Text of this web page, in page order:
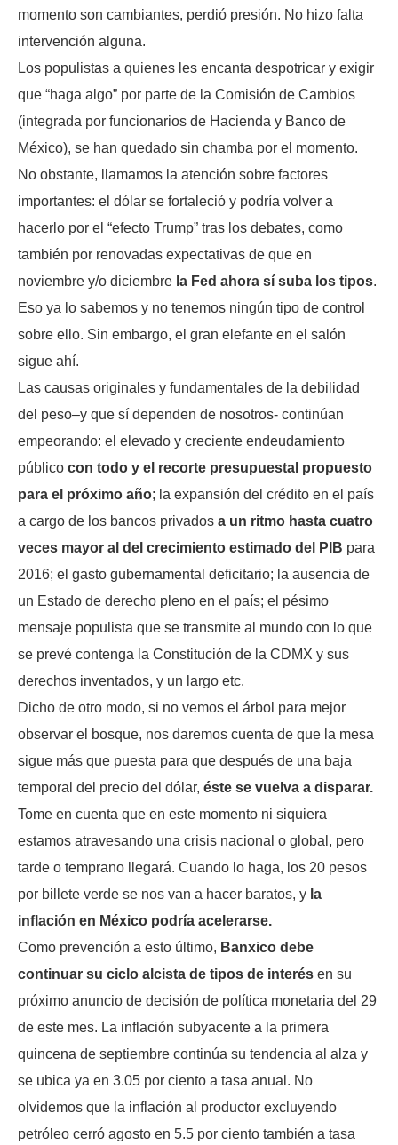
momento son cambiantes, perdió presión. No hizo falta
intervención alguna.
Los populistas a quienes les encanta despotricar y exigir
que “haga algo” por parte de la Comisión de Cambios
(integrada por funcionarios de Hacienda y Banco de
México), se han quedado sin chamba por el momento.
No obstante, llamamos la atención sobre factores
importantes: el dólar se fortaleció y podría volver a
hacerlo por el “efecto Trump” tras los debates, como
también por renovadas expectativas de que en
noviembre y/o diciembre la Fed ahora sí suba los tipos.
Eso ya lo sabemos y no tenemos ningún tipo de control
sobre ello. Sin embargo, el gran elefante en el salón
sigue ahí.
Las causas originales y fundamentales de la debilidad
del peso–y que sí dependen de nosotros- continúan
empeorando: el elevado y creciente endeudamiento
público con todo y el recorte presupuestal propuesto
para el próximo año; la expansión del crédito en el país
a cargo de los bancos privados a un ritmo hasta cuatro
veces mayor al del crecimiento estimado del PIB para
2016; el gasto gubernamental deficitario; la ausencia de
un Estado de derecho pleno en el país; el pésimo
mensaje populista que se transmite al mundo con lo que
se prevé contenga la Constitución de la CDMX y sus
derechos inventados, y un largo etc.
Dicho de otro modo, si no vemos el árbol para mejor
observar el bosque, nos daremos cuenta de que la mesa
sigue más que puesta para que después de una baja
temporal del precio del dólar, éste se vuelva a disparar.
Tome en cuenta que en este momento ni siquiera
estamos atravesando una crisis nacional o global, pero
tarde o temprano llegará. Cuando lo haga, los 20 pesos
por billete verde se nos van a hacer baratos, y la
inflación en México podría acelerarse.
Como prevención a esto último, Banxico debe
continuar su ciclo alcista de tipos de interés en su
próximo anuncio de decisión de política monetaria del 29
de este mes. La inflación subyacente a la primera
quincena de septiembre continúa su tendencia al alza y
se ubica ya en 3.05 por ciento a tasa anual. No
olvidemos que la inflación al productor excluyendo
petróleo cerró agosto en 5.5 por ciento también a tasa